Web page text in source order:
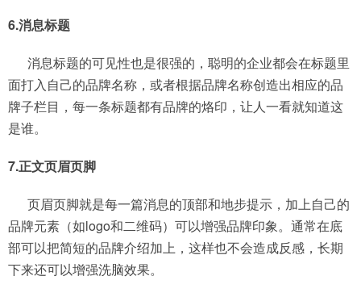
6.消息标题
消息标题的可见性也是很强的，聪明的企业都会在标题里
面打入自己的品牌名称，或者根据品牌名称创造出相应的品
牌子栏目，每一条标题都有品牌的烙印，让人一看就知道这
是谁。
7.正文页眉页脚
页眉页脚就是每一篇消息的顶部和地步提示，加上自己的
品牌元素（如logo和二维码）可以增强品牌印象。通常在底
部可以把简短的品牌介绍加上，这样也不会造成反感，长期
下来还可以增强洗脑效果。